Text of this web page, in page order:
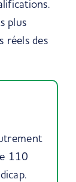
plus
réels des
110